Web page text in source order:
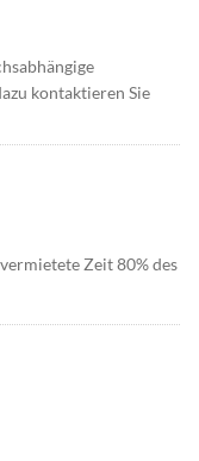
kontaktieren Sie
Zeit 80% des